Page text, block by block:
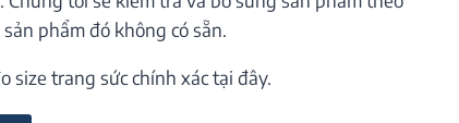
phẩm đó không có sẵn.
size trang sức chính xác tại đây.